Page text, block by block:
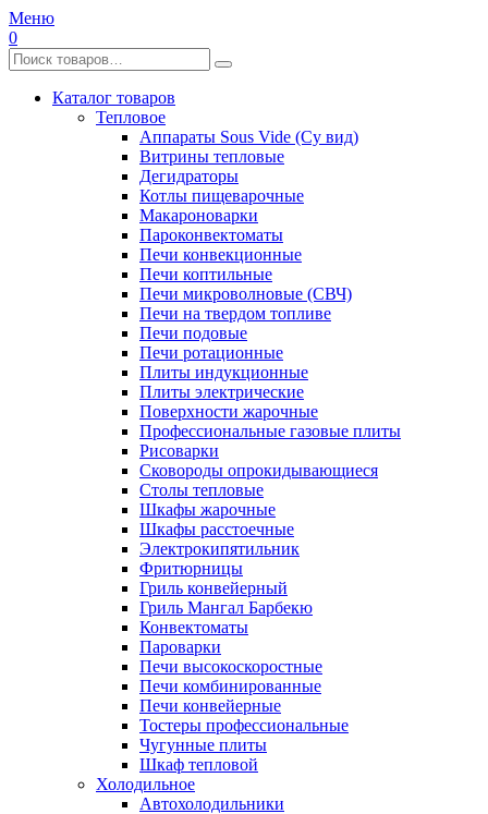
Меню
0
Каталог товаров
Тепловое
Аппараты Sous Vide (Су вид)
Витрины тепловые
Дегидраторы
Котлы пищеварочные
Макароноварки
Пароконвектоматы
Печи конвекционные
Печи коптильные
Печи микроволновые (СВЧ)
Печи на твердом топливе
Печи подовые
Печи ротационные
Плиты индукционные
Плиты электрические
Поверхности жарочные
Профессиональные газовые плиты
Рисоварки
Сковороды опрокидывающиеся
Столы тепловые
Шкафы жарочные
Шкафы расстоечные
Электрокипятильник
Фритюрницы
Гриль конвейерный
Гриль Мангал Барбекю
Конвектоматы
Пароварки
Печи высокоскоростные
Печи комбинированные
Печи конвейерные
Тостеры профессиональные
Чугунные плиты
Шкаф тепловой
Холодильное
Автохолодильники